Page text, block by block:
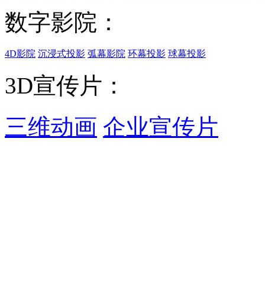
数字影院：
4D影院 沉浸式投影 弧幕影院 环幕投影 球幕投影
3D宣传片：
三维动画 企业宣传片